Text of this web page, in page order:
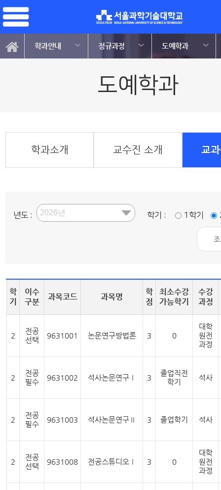
학과안내 정규과정 도예학과
도예학과
학과소개 교수진 소개 교
년도 : 학기 : 1학기
학
기
이수
구분
과목코드 과목명
학
점
최소수강
가능학기
수강
과정
2
전공
선택
9631001 논문연구방법론 3 0
대학
원전
과정
2
전공
필수
9631002 석사논문연구Ⅰ 3
졸업직전
학기
석사
2
전공
필수
9631003 석사논문연구Ⅱ 3 졸업학기 석사
2
전공
선택
9631008 전공스튜디오Ⅰ 3 0
대학
원전
과정